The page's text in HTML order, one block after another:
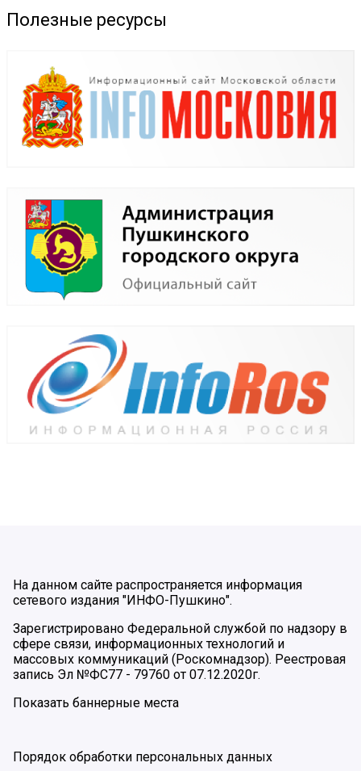
Полезные ресурсы
На данном сайте распространяется информация
сетевого издания "ИНФО-Пушкино".
Зарегистрировано Федеральной службой по надзору в
сфере связи, информационных технологий и
массовых коммуникаций (Роскомнадзор). Реестровая
запись Эл №ФС77 - 79760 от 07.12.2020г.
Показать баннерные места
Порядок обработки персональных данных